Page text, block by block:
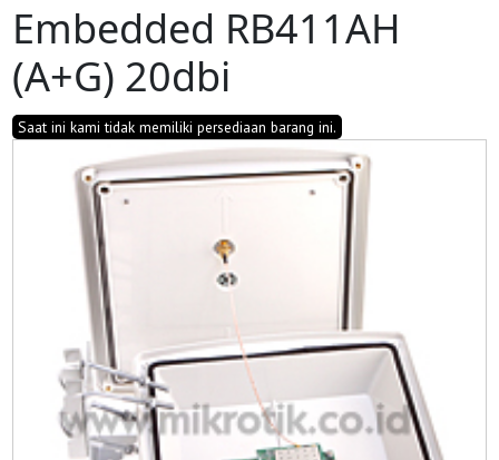
Embedded RB411AH
(A+G) 20dbi
Saat ini kami tidak memiliki persediaan barang ini.